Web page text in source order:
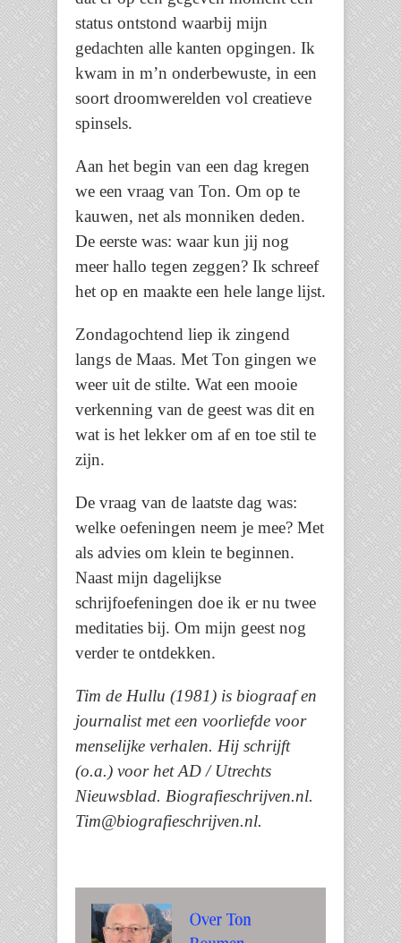
status ontstond waarbij mijn
gedachten alle kanten opgingen. Ik
kwam in m’n onderbewuste, in een
soort droomwerelden vol creatieve
spinsels.
Aan het begin van een dag kregen
we een vraag van Ton. Om op te
kauwen, net als monniken deden.
De eerste was: waar kun jij nog
meer hallo tegen zeggen? Ik schreef
het op en maakte een hele lange lijst.
Zondagochtend liep ik zingend
langs de Maas. Met Ton gingen we
weer uit de stilte. Wat een mooie
verkenning van de geest was dit en
wat is het lekker om af en toe stil te
zijn.
De vraag van de laatste dag was:
welke oefeningen neem je mee? Met
als advies om klein te beginnen.
Naast mijn dagelijkse
schrijfoefeningen doe ik er nu twee
meditaties bij. Om mijn geest nog
verder te ontdekken.
Tim de Hullu (1981) is biograaf en
journalist met een voorliefde voor
menselijke verhalen. Hij schrijft
(o.a.) voor het AD / Utrechts
Nieuwsblad. Biografieschrijven.nl.
Tim@biografieschrijven.nl.